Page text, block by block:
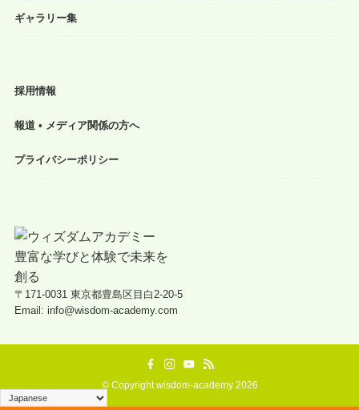
ギャラリー集
採用情報
報道 • メディア関係の方へ
プライバシーポリシー
〒171-0031 東京都豊島区目白2-20-5
Email: info@wisdom-academy.com
©Copyright wisdom-academy 2026